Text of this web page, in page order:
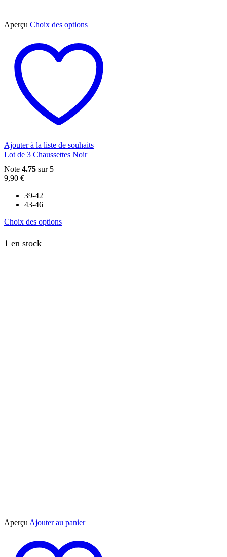
Aperçu Choix des optionsCe
plusieurs
variations.
Les
options
peuvent
être
choisies
du
produit
Ajouter à la liste de souhaits
Lot de 3 Chaussettes Noir
Note 4.75 sur 5
9,90 €
39-42
43-46
Choix des optionsCe
1 en stock
Aperçu Ajouter au panier